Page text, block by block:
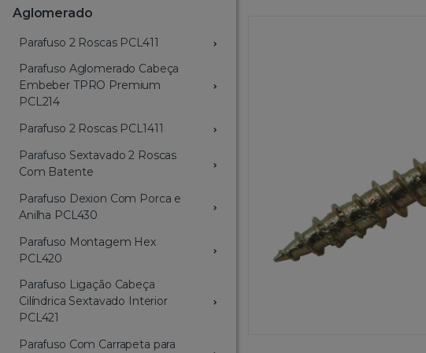
Aglomerado
Parafuso 2 Roscas PCL411
Parafuso Aglomerado Cabeça
Embeber TPRO Premium
PCL214
Parafuso 2 Roscas PCL1411
Parafuso Sextavado 2 Roscas
Com Batente
Parafuso Dexion Com Porca e
Anilha PCL430
Parafuso Montagem Hex
PCL420
Parafuso Ligação Cabeça
Cilíndrica Sextavado Interior
PCL421
Parafuso Com Carrapeta para